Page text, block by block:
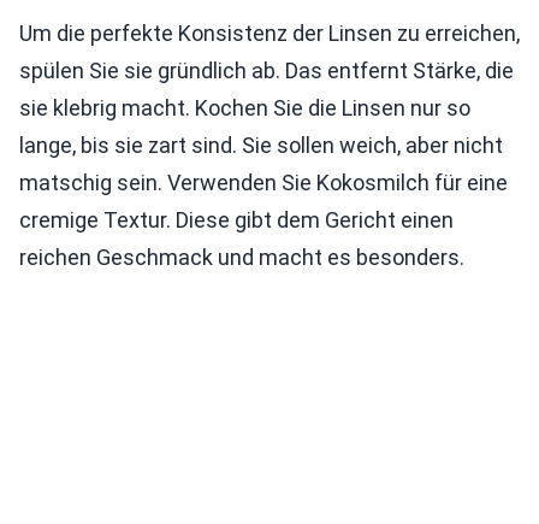
Um die perfekte Konsistenz der Linsen zu erreichen,
spülen Sie sie gründlich ab. Das entfernt Stärke, die
sie klebrig macht. Kochen Sie die Linsen nur so
lange, bis sie zart sind. Sie sollen weich, aber nicht
matschig sein. Verwenden Sie Kokosmilch für eine
cremige Textur. Diese gibt dem Gericht einen
reichen Geschmack und macht es besonders.